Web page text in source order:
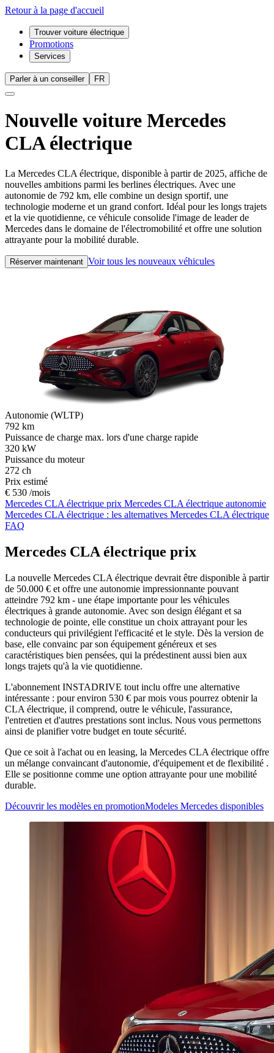
Retour à la page d'accueil
Trouver voiture électrique
Promotions
Services
Parler à un conseiller FR
Nouvelle voiture Mercedes
CLA électrique
La Mercedes CLA électrique, disponible à partir de 2025, affiche de
nouvelles ambitions parmi les berlines électriques. Avec une
autonomie de 792 km, elle combine un design sportif, une
technologie moderne et un grand confort. Idéal pour les longs trajets
et la vie quotidienne, ce véhicule consolide l'image de leader de
Mercedes dans le domaine de l'électromobilité et offre une solution
attrayante pour la mobilité durable.
Réserver maintenant Voir tous les nouveaux véhicules
Autonomie (WLTP)
792 km
Puissance de charge max. lors d'une charge rapide
320 kW
Puissance du moteur
272 ch
Prix estimé
€ 530 /mois
Mercedes CLA électrique prix Mercedes CLA électrique autonomie
Mercedes CLA électrique : les alternatives Mercedes CLA électrique
FAQ
Mercedes CLA électrique prix
La nouvelle Mercedes CLA électrique devrait être disponible à partir
de 50.000 € et offre une autonomie impressionnante pouvant
atteindre 792 km - une étape importante pour les véhicules
électriques à grande autonomie. Avec son design élégant et sa
technologie de pointe, elle constitue un choix attrayant pour les
conducteurs qui privilégient l'efficacité et le style. Dès la version de
base, elle convainc par son équipement généreux et ses
caractéristiques bien pensées, qui la prédestinent aussi bien aux
longs trajets qu'à la vie quotidienne.
L'abonnement INSTADRIVE tout inclu offre une alternative
intéressante : pour environ 530 € par mois vous pourrez obtenir la
CLA électrique, il comprend, outre le véhicule, l'assurance,
l'entretien et d'autres prestations sont inclus. Nous vous permettons
ainsi de planifier votre budget en toute sécurité.
Que ce soit à l'achat ou en leasing, la Mercedes CLA électrique offre
un mélange convaincant d'autonomie, d'équipement et de flexibilité .
Elle se positionne comme une option attrayante pour une mobilité
durable.
Découvrir les modèles en promotionModeles Mercedes disponibles